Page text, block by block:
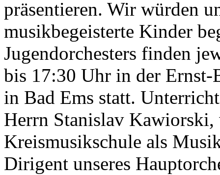
präsentieren. Wir würden
musikbegeisterte Kinder
Jugendorchesters finden
bis 17:30 Uhr in der Ernst-
in Bad Ems statt.
Herrn Stanislav Kawiorski,
Kreismusikschule als
Dirigent unseres